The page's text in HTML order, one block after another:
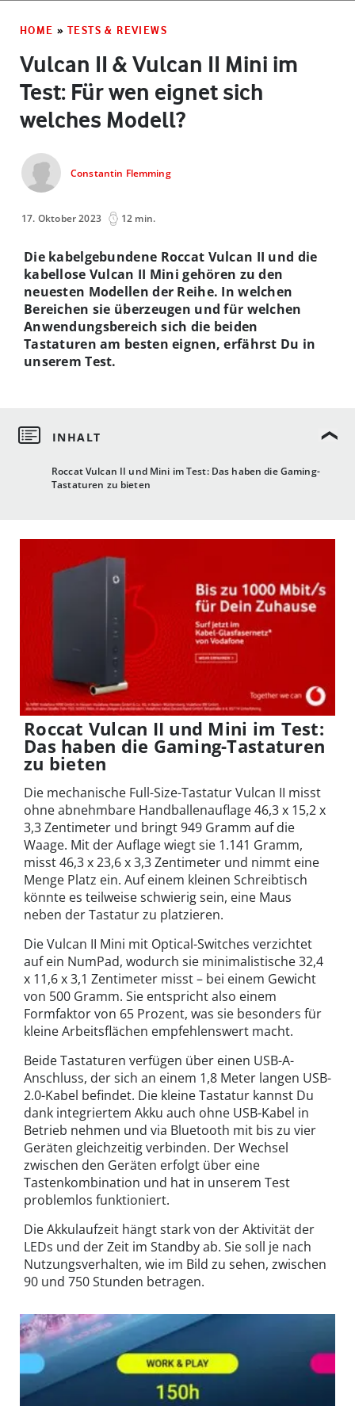
HOME » TESTS & REVIEWS
Vulcan II & Vulcan II Mini im
Test: Für wen eignet sich
welches Modell?
Constantin Flemming
17. Oktober 2023 12 min.
Roccat Vulcan II und Mini im Test: Das haben die Gaming-
Tastaturen zu bieten
Die kabelgebundene Roccat Vulcan II und die
kabellose Vulcan II Mini gehören zu den
neuesten Modellen der Reihe. In welchen
Bereichen sie überzeugen und für welchen
Anwendungsbereich sich die beiden
Tastaturen am besten eignen, erfährst Du in
unserem Test.
Roccat Vulcan II und Mini im Test:
Das haben die Gaming-Tastaturen
zu bieten
Die mechanische Full-Size-Tastatur Vulcan II misst
ohne abnehmbare Handballenauflage 46,3 x 15,2 x
3,3 Zentimeter und bringt 949 Gramm auf die
Waage. Mit der Auflage wiegt sie 1.141 Gramm,
misst 46,3 x 23,6 x 3,3 Zentimeter und nimmt eine
Menge Platz ein. Auf einem kleinen Schreibtisch
könnte es teilweise schwierig sein, eine Maus
neben der Tastatur zu platzieren.
Die Vulcan II Mini mit Optical-Switches verzichtet
auf ein NumPad, wodurch sie minimalistische 32,4
x 11,6 x 3,1 Zentimeter misst – bei einem Gewicht
von 500 Gramm. Sie entspricht also einem
Formfaktor von 65 Prozent, was sie besonders für
kleine Arbeitsflächen empfehlenswert macht.
Beide Tastaturen verfügen über einen USB-A-
Anschluss, der sich an einem 1,8 Meter langen USB-
2.0-Kabel befindet. Die kleine Tastatur kannst Du
dank integriertem Akku auch ohne USB-Kabel in
Betrieb nehmen und via Bluetooth mit bis zu vier
Geräten gleichzeitig verbinden. Der Wechsel
zwischen den Geräten erfolgt über eine
Tastenkombination und hat in unserem Test
problemlos funktioniert.
Die Akkulaufzeit hängt stark von der Aktivität der
LEDs und der Zeit im Standby ab. Sie soll je nach
Nutzungsverhalten, wie im Bild zu sehen, zwischen
90 und 750 Stunden betragen.